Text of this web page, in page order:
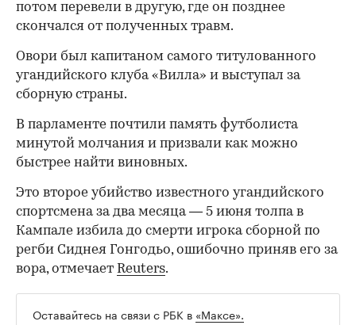
потом перевели в другую, где он позднее
скончался от полученных травм.
Овори был капитаном самого титулованного
угандийского клуба «Вилла» и выступал за
сборную страны.
В парламенте почтили память футболиста
минутой молчания и призвали как можно
быстрее найти виновных.
Это второе убийство известного угандийского
спортсмена за два месяца — 5 июня толпа в
Кампале избила до смерти игрока сборной по
регби Сиднея Гонгодьо, ошибочно приняв его за
вора, отмечает Reuters.
Оставайтесь на связи с РБК в «Максе».